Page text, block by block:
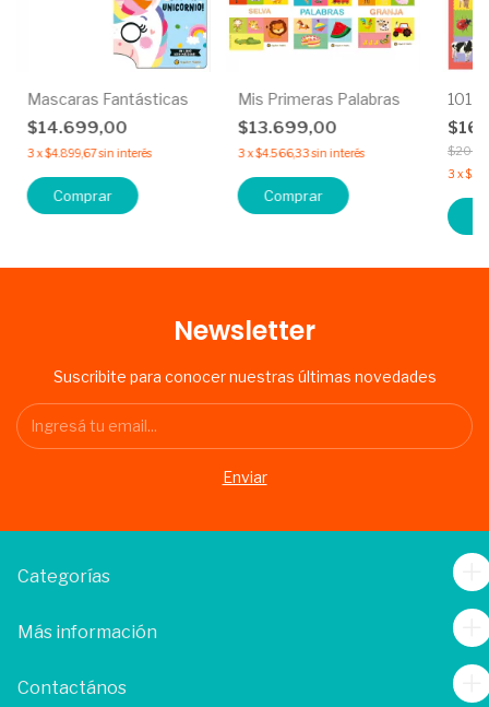
Mascaras Fantásticas
$14.699,00
3 x$4.899,67sin interés
Comprar
Mis Primeras Palabras
$13.699,00
3 x$4.566,33 sin interés
Comprar
101
3 x
Newsletter
Suscribite para conocer nuestras últimas novedades
Categorías
Más información
Contactános